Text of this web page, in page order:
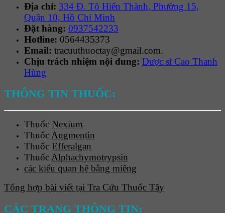
Địa chỉ: 334 Đ. Tô Hiến Thành, Phường 15,
Quận 10, Hồ Chí Minh
Đặt hàng: 0937542233
Hotline: 0564435373
Email: tracuuthuoctay@gmail.com.
Chịu trách nhiệm nội dung: Dược sĩ Cao Thanh
Hùng
THÔNG TIN THUỐC:
Thuốc Nexium
Thuốc Augmentin
Thuốc Efferalgan
Thuốc Alphachymotrypsin
các kiểu quan hệ bằng miệng
Tổng hợp bài viết tại Tra Cứu Thuốc Tây
CÁC TRANG THÔNG TIN: